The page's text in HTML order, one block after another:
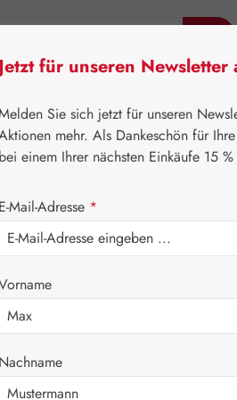
⌂ Leitner Lifecare
Tropfen
für unseren
Sie sich jetzt für unseren
mehr. Als Dankeschön für
bei einem Ihrer nächsten Einkäufe 15
E-Mail-Adresse *
Nachname